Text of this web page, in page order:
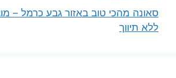
סאונה מהכי טוב באזור גבע כרמל –
ללא תיווך